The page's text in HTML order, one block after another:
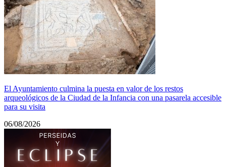
El Ayuntamiento culmina la puesta en valor de los restos
arqueológicos de la Ciudad de la Infancia con una pasarela accesible
para su visita
06/08/2026